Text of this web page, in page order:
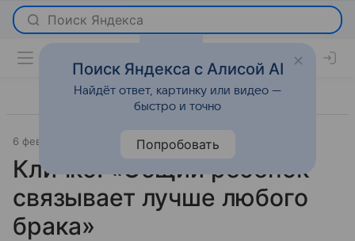
6 февраля 2015 Новости
Кличко: «Общий ребенок
связывает лучше любого
брака»
Поиск Яндекса с Алисой AI
Найдёт ответ, картинку или видео —
быстро и точно
Попробовать